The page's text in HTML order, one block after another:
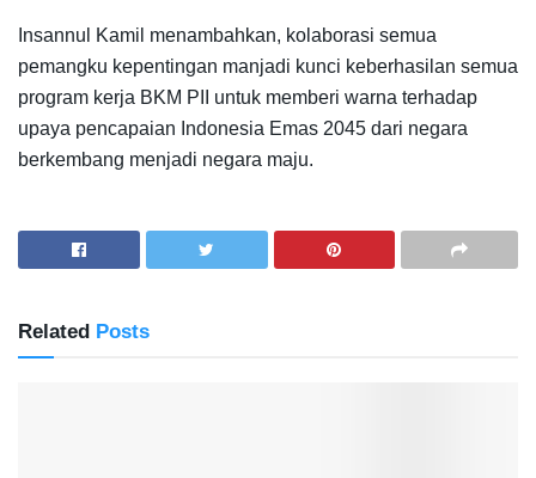
Insannul Kamil menambahkan, kolaborasi semua
pemangku kepentingan manjadi kunci keberhasilan semua
program kerja BKM PII untuk memberi warna terhadap
upaya pencapaian Indonesia Emas 2045 dari negara
berkembang menjadi negara maju.
Related Posts